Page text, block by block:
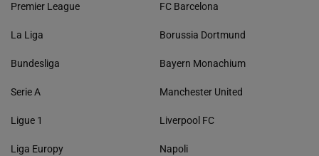
Premier League
La Liga
Bundesliga
Serie A
Ligue 1
Liga Europy
FC Barcelona
Borussia Dortmund
Bayern Monachium
Manchester United
Liverpool FC
Napoli